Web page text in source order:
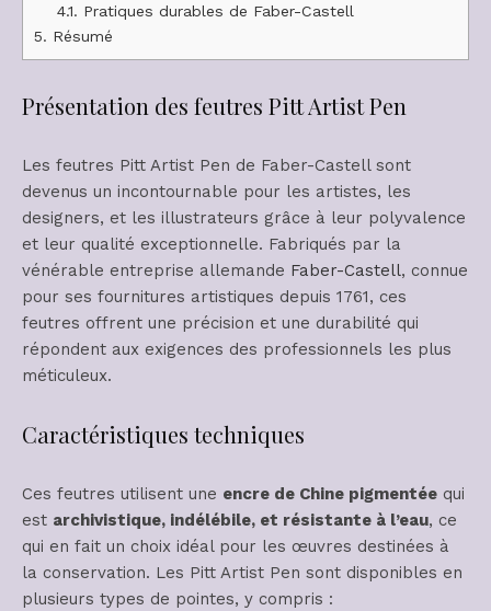
4.1. Pratiques durables de Faber-Castell
5. Résumé
Présentation des feutres Pitt Artist Pen
Les feutres Pitt Artist Pen de Faber-Castell sont
devenus un incontournable pour les artistes, les
designers, et les illustrateurs grâce à leur polyvalence
et leur qualité exceptionnelle. Fabriqués par la
vénérable entreprise allemande Faber-Castell, connue
pour ses fournitures artistiques depuis 1761, ces
feutres offrent une précision et une durabilité qui
répondent aux exigences des professionnels les plus
méticuleux.
Caractéristiques techniques
Ces feutres utilisent une encre de Chine pigmentée qui
est archivistique, indélébile, et résistante à l’eau, ce
qui en fait un choix idéal pour les œuvres destinées à
la conservation. Les Pitt Artist Pen sont disponibles en
plusieurs types de pointes, y compris :